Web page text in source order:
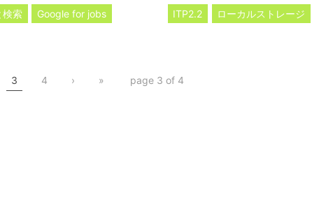
検索
Google for jobs
ITP2.2
ローカルストレージ
3 4 › » page 3 of 4